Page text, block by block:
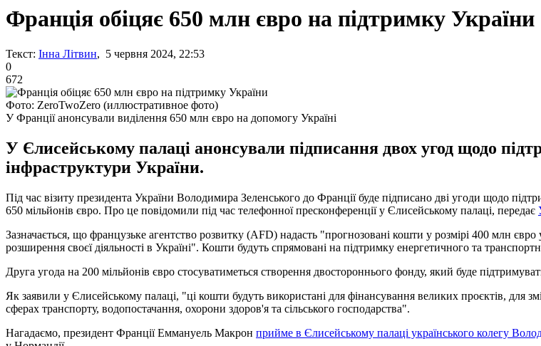
Франція обіцяє 650 млн євро на підтримку України
Текст: Інна Літвин, 5 червня 2024, 22:53
0
672
Фото: ZeroTwoZero (иллюстративное фото)
У Франції анонсували виділення 650 млн євро на допомогу Україні
У Єлисейському палаці анонсували підписання двох угод щодо
інфраструктури України.
Під час візиту президента України Володимира Зеленського до Франції буде підписано дві угоди щодо
650 мільйонів євро. Про це повідомили під час телефонної пресконференції у Єлисейському палаці, передає
Зазначається, що французьке агентство розвитку (AFD) надасть "прогнозовані кошти у розмірі 400 млн
розширення своєї діяльності в Україні". Кошти будуть спрямовані на підтримку енергетичного та
Друга угода на 200 мільйонів євро стосуватиметься створення двостороннього фонду, який буде
Як заявили у Єлисейському палаці, "ці кошти будуть використані для фінансування великих проєктів, для
сферах транспорту, водопостачання, охорони здоров'я та сільського господарства".
Нагадаємо, президент Франції Еммануель Макрон прийме в Єлисейському палаці українського колегу